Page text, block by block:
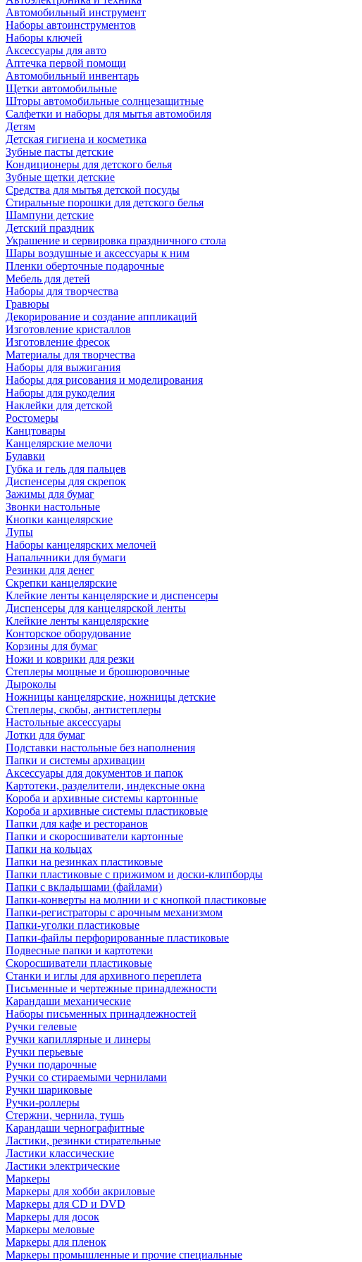
Автомобильный инструмент
Наборы автоинструментов
Наборы ключей
Аксессуары для авто
Аптечка первой помощи
Автомобильный инвентарь
Щетки автомобильные
Шторы автомобильные солнцезащитные
Салфетки и наборы для мытья автомобиля
Детям
Детская гигиена и косметика
Зубные пасты детские
Кондиционеры для детского белья
Зубные щетки детские
Средства для мытья детской посуды
Стиральные порошки для детского белья
Шампуни детские
Детский праздник
Украшение и сервировка праздничного стола
Шары воздушные и аксессуары к ним
Пленки оберточные подарочные
Мебель для детей
Наборы для творчества
Гравюры
Декорирование и создание аппликаций
Изготовление кристаллов
Изготовление фресок
Материалы для творчества
Наборы для выжигания
Наборы для рисования и моделирования
Наборы для рукоделия
Наклейки для детской
Ростомеры
Канцтовары
Канцелярские мелочи
Булавки
Губка и гель для пальцев
Диспенсеры для скрепок
Зажимы для бумаг
Звонки настольные
Кнопки канцелярские
Лупы
Наборы канцелярских мелочей
Напальчники для бумаги
Резинки для денег
Скрепки канцелярские
Клейкие ленты канцелярские и диспенсеры
Диспенсеры для канцелярской ленты
Клейкие ленты канцелярские
Конторское оборудование
Корзины для бумаг
Ножи и коврики для резки
Степлеры мощные и брошюровочные
Дыроколы
Ножницы канцелярские, ножницы детские
Степлеры, скобы, антистеплеры
Настольные аксессуары
Лотки для бумаг
Подставки настольные без наполнения
Папки и системы архивации
Аксессуары для документов и папок
Картотеки, разделители, индексные окна
Короба и архивные системы картонные
Короба и архивные системы пластиковые
Папки для кафе и ресторанов
Папки и скоросшиватели картонные
Папки на кольцах
Папки на резинках пластиковые
Папки пластиковые с прижимом и доски-клипборды
Папки с вкладышами (файлами)
Папки-конверты на молнии и с кнопкой пластиковые
Папки-регистраторы с арочным механизмом
Папки-уголки пластиковые
Папки-файлы перфорированные пластиковые
Подвесные папки и картотеки
Скоросшиватели пластиковые
Станки и иглы для архивного переплета
Письменные и чертежные принадлежности
Карандаши механические
Наборы письменных принадлежностей
Ручки гелевые
Ручки капиллярные и линеры
Ручки перьевые
Ручки подарочные
Ручки со стираемыми чернилами
Ручки шариковые
Ручки-роллеры
Стержни, чернила, тушь
Карандаши чернографитные
Ластики, резинки стирательные
Ластики классические
Ластики электрические
Маркеры
Маркеры для хобби акриловые
Маркеры для CD и DVD
Маркеры для досок
Маркеры меловые
Маркеры для пленок
Маркеры промышленные и прочие специальные